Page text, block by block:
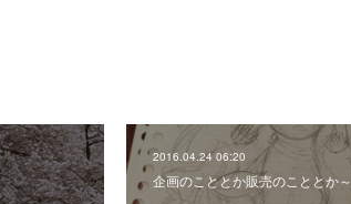
2016.04.24 06:20
企画のこととか販売のこととか～